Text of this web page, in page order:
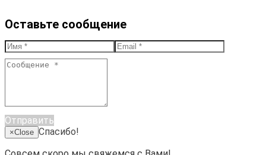
Оставьте сообщение
Отправить
×Close Спасибо!